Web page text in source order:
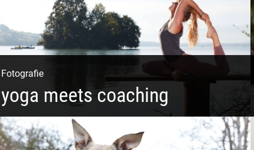
Fotografie
yoga meets coaching
Sonnengruß Katharina Kirchner